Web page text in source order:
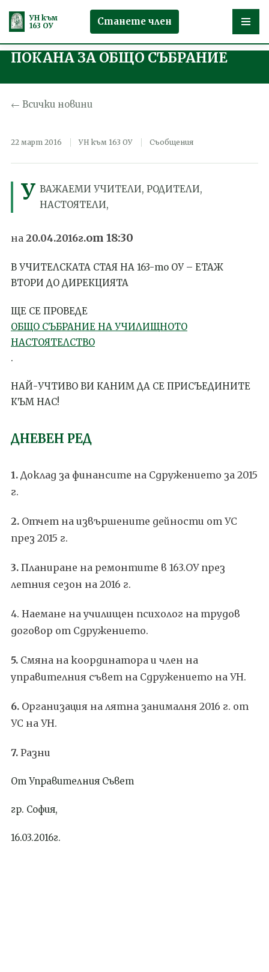
към
УН към
163 ОУ
Станете член
ПОКАНА ЗА ОБЩО СЪБРАНИЕ
← Всички новини
22 март 2016 УН към 163 ОУ Съобщения
У ВАЖАЕМИ УЧИТЕЛИ, РОДИТЕЛИ,
НАСТОЯТЕЛИ,
на 20.04.2016г.от 18:30
В УЧИТЕЛСКАТА СТАЯ НА 163-то ОУ – ЕТАЖ
ВТОРИ ДО ДИРЕКЦИЯТА
ЩЕ СЕ ПРОВЕДЕ
ОБЩО СЪБРАНИЕ НА УЧИЛИЩНОТО
НАСТОЯТЕЛСТВО
.
НАЙ-УЧТИВО ВИ КАНИМ ДА СЕ ПРИСЪЕДИНИТЕ
КЪМ НАС!
ДНЕВЕН РЕД
1. Доклад за финансите на Сдружението за 2015
г.
2. Отчет на извършените дейности от УС
през 2015 г.
3. Планиране на ремонтите в 163.ОУ през
летния сезон на 2016 г.
4. Наемане на училищен психолог на трудов
договор от Сдружението.
5. Смяна на координатора и член на
управителния съвет на Сдружението на УН.
6. Организация на лятна занималня 2016 г. от
УС на УН.
7. Разни
От Управителния Съвет
гр. София,
16.03.2016г.